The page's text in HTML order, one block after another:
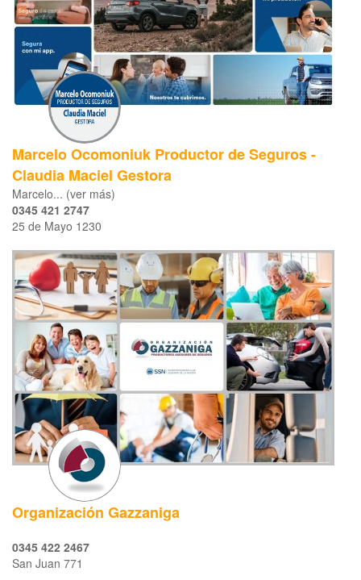
Marcelo Ocomoniuk Productor de Seguros -
Claudia Maciel Gestora
Marcelo... (ver más)
0345 421 2747
25 de Mayo 1230
Organización Gazzaniga
0345 422 2467
San Juan 771